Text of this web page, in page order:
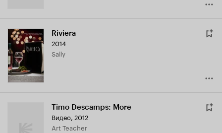
Riviera
2014
Sally
Timo Descamps: More
Видео, 2012
Art Teacher